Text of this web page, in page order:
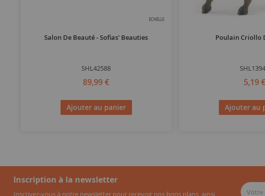
ECHELLE
Salon De Beauté - Sofias' Beauties
SHL42588
89,99 €
Ajouter au panier
Poulain Criollo
5,19 €
Ajouter au
Inscription à la newsletter
Inscrivez-vous à notre newsletter pour recevoir nos bons plans, ainsi